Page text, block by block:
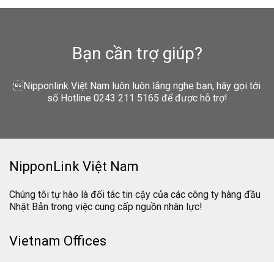
Bạn cần trợ giúp?
Nipponlink Việt Nam luôn luôn lắng nghe bạn, hãy gọi tới
số Hotline 0243 211 5165 để được hỗ trợ!
NipponLink Việt Nam
Chúng tôi tự hào là đối tác tin cậy của các công ty hàng đầu
Nhật Bản trong việc cung cấp nguồn nhân lực!
Vietnam Offices